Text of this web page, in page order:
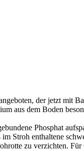
der jetzt mit
aus dem Boden
Phosphat
Stroh enthaltene
zu verzichten.